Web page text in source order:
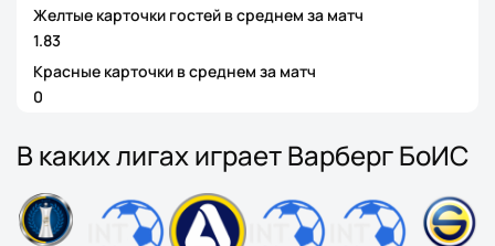
Желтые карточки гостей в среднем за матч
1.83
Красные карточки в среднем за матч
0
В каких лигах играет Варберг БоИС